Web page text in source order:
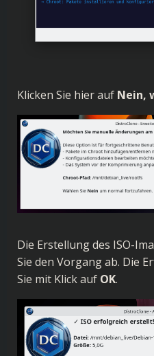
Klicken Sie hier auf Nein,
Die Erstellung des ISO-
Sie den Vorgang ab. Die
Sie mit Klick auf OK.